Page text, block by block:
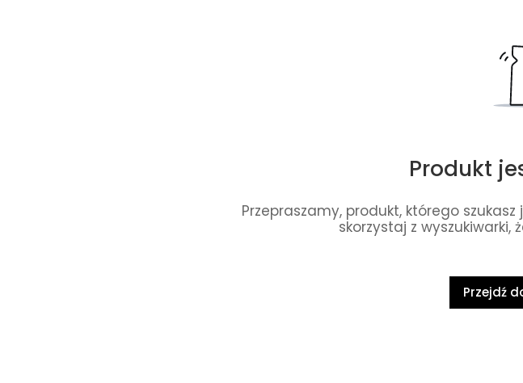
Produkt
Przepraszamy, produkt, którego
skorzystaj z wyszukiwarki,
Przejdź